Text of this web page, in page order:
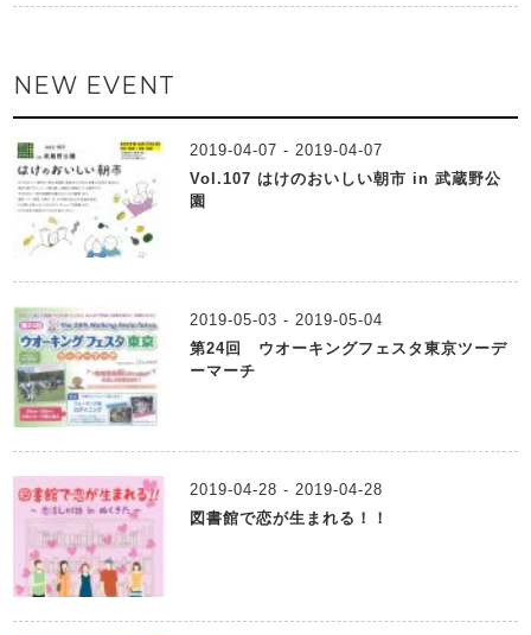
NEW EVENT
2019-04-07 - 2019-04-07
Vol.107 はけのおいしい朝市 in 武蔵野公
園
2019-05-03 - 2019-05-04
第24回 ウオーキングフェスタ東京ツーデ
ーマーチ
2019-04-28 - 2019-04-28
図書館で恋が生まれる！！